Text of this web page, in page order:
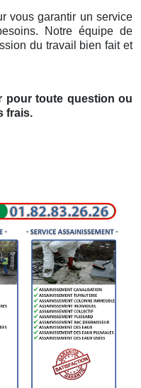
vous garantir un service
Notre équipe de
du travail bien fait et
pour toute question ou
frais.